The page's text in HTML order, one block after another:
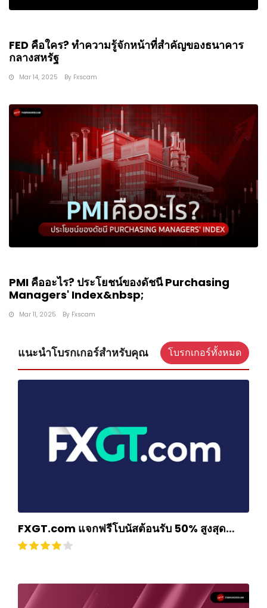
FED คือใคร? ทำความรู้จักหน้าที่สำคัญของธนาคาร
กลางสหรัฐ
Mar 14, 2025 By Fxscam
PMI คืออะไร? ประโยชน์ของดัชนี Purchasing
Managers' Index&nbsp;
Mar 11, 2025 By Fxscam
แนะนำโบรกเกอร์สำหรับคุณ โบรกเกอร์ทั้งหมด
FXGT.com แจกฟรีโบนัสต้อนรับ 50% สูงสุด
$500